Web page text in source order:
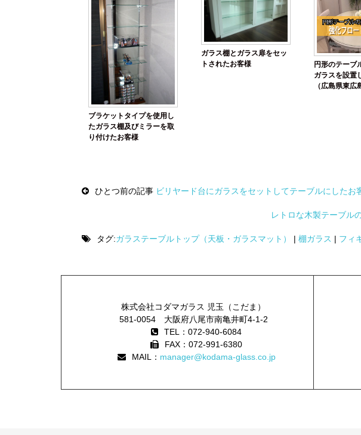
ブラケットタイプを使用し
たガラス棚及びミラーを取
り付けたお客様
ガラス棚とガラス扉をセッ
トされたお客様
円形のテーブ
ガラスを設置
（広島県東広
navigationひとつ前の記事 ビリヤード台にガラスをセットしてテーブルにしたお
レトロな木製テーブル
タグ:ガラステーブルトップ（天板・ガラスマット） |棚ガラス | フィ
株式会社コダマガラス 児玉（こだま）
581-0054 大阪府八尾市南亀井町4-1-2
TEL：072-940-6084
FAX：072-991-6380
MAIL： manager@kodama-glass.co.jp